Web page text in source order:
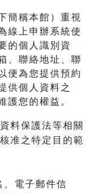
簡稱本館）重視
線上申辦系統使
的個人識別資
、聯絡地址、聯
便為您提供預約
供個人資料之
護您的權益。
料保護法等相關
准之特定目的範
電子郵件信